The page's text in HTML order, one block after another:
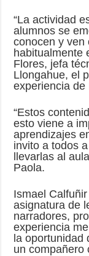
“La actividad
alumnos se
conocen y ven
habitualmente
Flores, jefa
Llongahue, el
experiencia de
“Estos
esto viene a
aprendizajes
invito a todos
llevarlas al
Paola.
Ismael
asignatura de
narradores,
experiencia
la oportunidad
un compañero